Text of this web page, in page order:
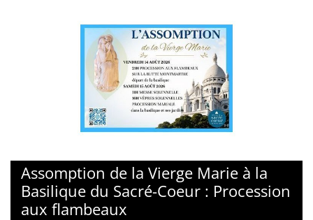
Assomption de la Vierge Marie à la
Basilique du Sacré-Coeur : Procession
aux flambeaux